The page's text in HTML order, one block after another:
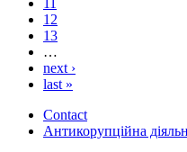
12
13
…
next ›
last »
Contact
Антикорупційна